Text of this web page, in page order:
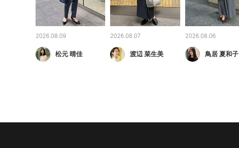
2026.08.09
松元 晴佳
2026.08.07
渡辺 菜生美
2026.08.06
鳥居 夏和子